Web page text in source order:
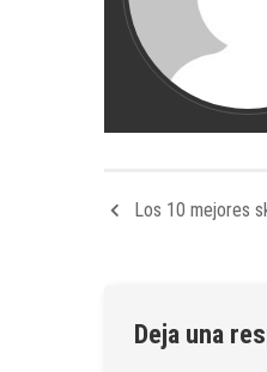
Los 10 mejores
Deja una